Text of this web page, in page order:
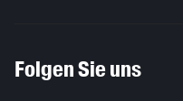
Folgen Sie uns